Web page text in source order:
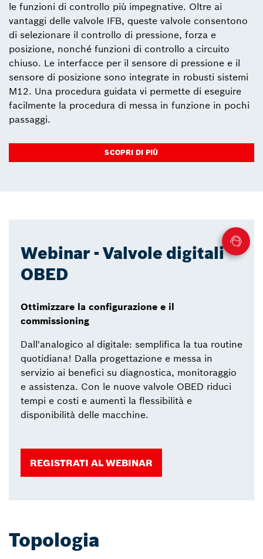
le funzioni di controllo più impegnative. Oltre ai
vantaggi delle valvole IFB, queste valvole consentono
di selezionare il controllo di pressione, forza e
posizione, nonché funzioni di controllo a circuito
chiuso. Le interfacce per il sensore di pressione e il
sensore di posizione sono integrate in robusti sistemi
M12. Una procedura guidata vi permette di eseguire
facilmente la procedura di messa in funzione in pochi
passaggi.
SCOPRI DI PIÙ
Webinar - Valvole digitali
OBED
Ottimizzare la configurazione e il
commissioning
Dall'analogico al digitale: semplifica la tua routine
quotidiana! Dalla progettazione e messa in
servizio ai benefici su diagnostica, monitoraggio
e assistenza. Con le nuove valvole OBED riduci
tempi e costi e aumenti la flessibilità e
disponibilità delle macchine.
REGISTRATI AL WEBINAR
Topologia